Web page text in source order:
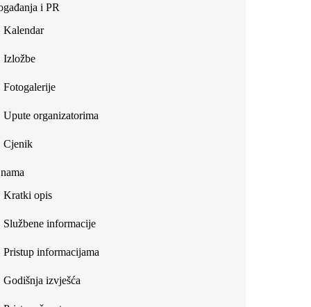
i PR
Kalendar
Izložbe
Fotogalerije
Upute organizatorima
Cjenik
Kratki opis
Službene informacije
Pristup informacijama
Godišnja izvješća